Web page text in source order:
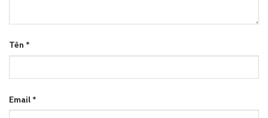
Tên *
Email *